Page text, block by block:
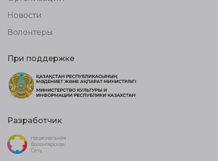
Новости
Волонтеры
При поддержке
Разработчик